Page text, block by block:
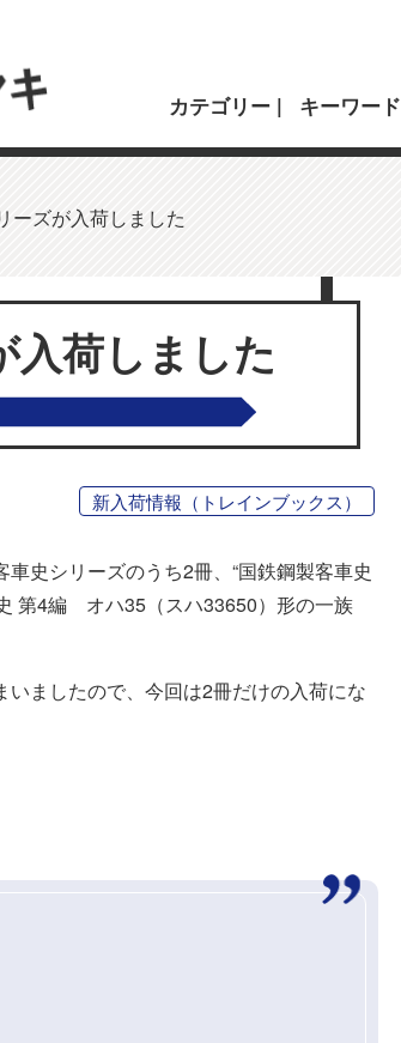
カテゴリー キーワード
ーズが入荷しました
入荷しました
新入荷情報（トレインブックス）
史シリーズのうち2冊、“国鉄鋼製客車史
第4編 オハ35（スハ33650）形の一族
ましたので、今回は2冊だけの入荷にな